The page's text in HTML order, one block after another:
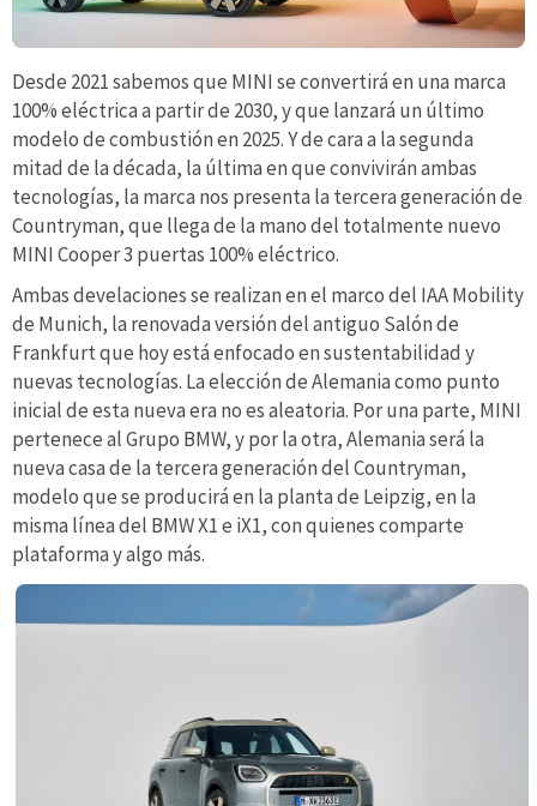
Desde 2021 sabemos que MINI se convertirá en una marca
100% eléctrica a partir de 2030, y que lanzará un último
modelo de combustión en 2025. Y de cara a la segunda
mitad de la década, la última en que convivirán ambas
tecnologías, la marca nos presenta la tercera generación de
Countryman, que llega de la mano del totalmente nuevo
MINI Cooper 3 puertas 100% eléctrico.
Ambas develaciones se realizan en el marco del IAA Mobility
de Munich, la renovada versión del antiguo Salón de
Frankfurt que hoy está enfocado en sustentabilidad y
nuevas tecnologías. La elección de Alemania como punto
inicial de esta nueva era no es aleatoria. Por una parte, MINI
pertenece al Grupo BMW, y por la otra, Alemania será la
nueva casa de la tercera generación del Countryman,
modelo que se producirá en la planta de Leipzig, en la
misma línea del BMW X1 e iX1, con quienes comparte
plataforma y algo más.